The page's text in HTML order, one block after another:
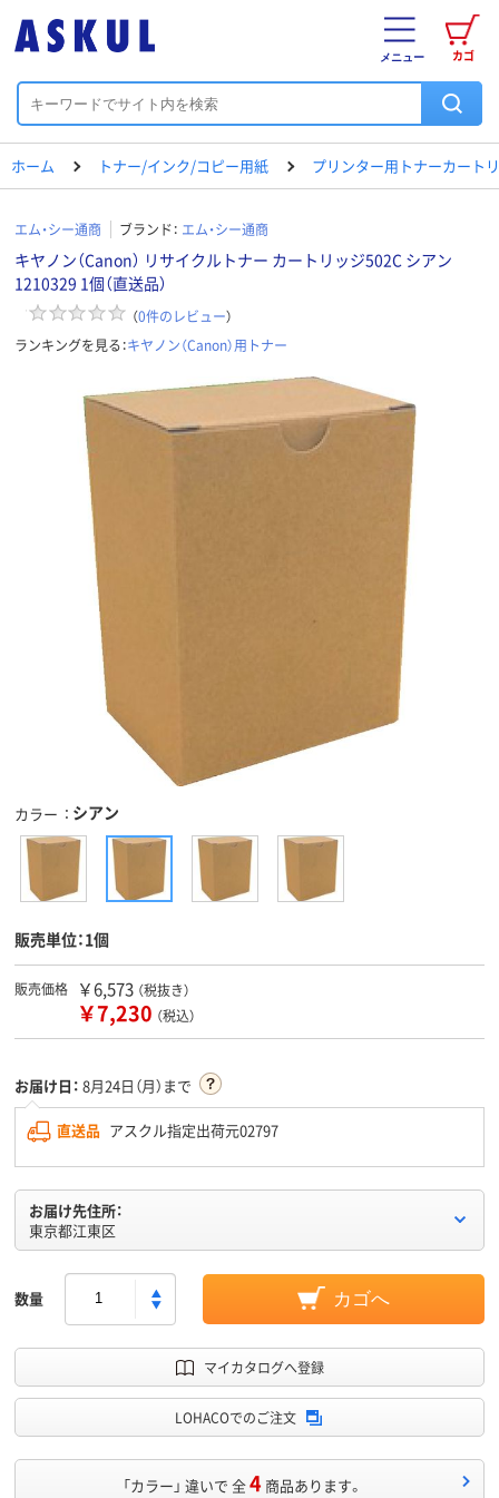
カゴ
メニュー
ホーム トナー/インク/コピー用紙 プリンター用トナーカート
エム・シー通商 ブランド： エム・シー通商
キヤノン（Canon） リサイクルトナー カートリッジ502C シアン
1210329 1個（直送品）
（0件のレビュー）
ランキングを見る：キヤノン（Canon）用トナー
カラー シアン
販売単位：1個
販売価格 ￥6,573 （税抜き）
￥7,230 （税込）
お届け日： 8月24日（月）まで
直送品 アスクル指定出荷元02797
お届け先住所：
東京都江東区
数量 カゴへ
マイカタログへ登録
LOHACOでのご注文
「カラー」 違いで 全4 商品あります。